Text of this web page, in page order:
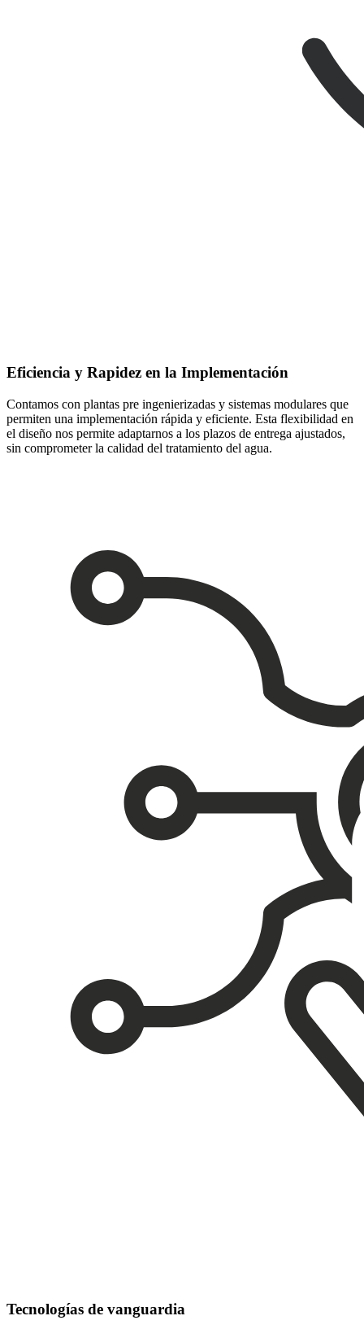
Eficiencia y Rapidez en la Implementación
Contamos con plantas pre ingenierizadas y sistemas modulares que
permiten una implementación rápida y eficiente. Esta flexibilidad en
el diseño nos permite adaptarnos a los plazos de entrega ajustados,
sin comprometer la calidad del tratamiento del agua.
Tecnologías de vanguardia